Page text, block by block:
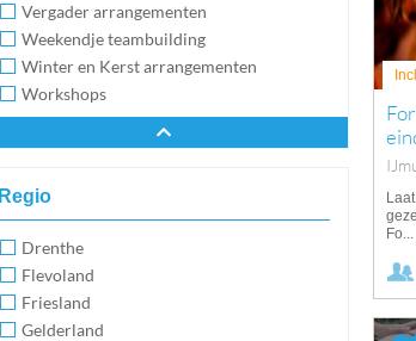
Vergader arrangementen
Weekendje teambuilding
Winter en Kerst arrangementen
Workshops
Regio
Drenthe
Flevoland
Friesland
Gelderland
Fo...